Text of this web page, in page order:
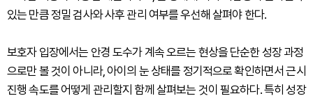
있는 만큼 정밀 검사와 사후 관리 여부를 우선해 살펴야 한다.
보호자 입장에서는 안경 도수가 계속 오르는 현상을 단순한 성장 과정
으로만 볼 것이 아니라, 아이의 눈 상태를 정기적으로 확인하면서 근시
진행 속도를 어떻게 관리할지 함께 살펴보는 것이 필요하다. 특히 성장